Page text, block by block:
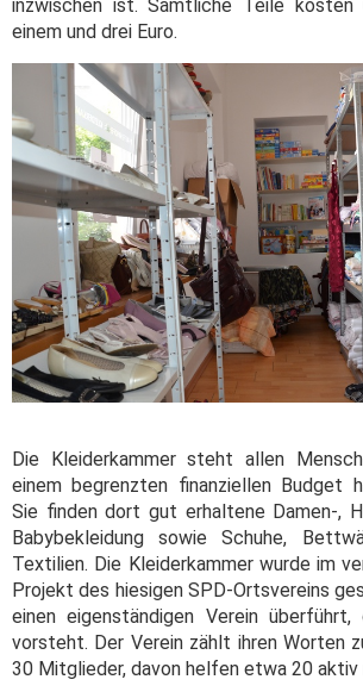
inzwischen ist. Sämtliche Teile kosten
einem und drei Euro.
Die Kleiderkammer steht allen
einem begrenzten finanziellen Budget
Sie finden dort gut erhaltene Damen-,
Babybekleidung sowie Schuhe,
Textilien. Die Kleiderkammer wurde im
Projekt des hiesigen SPD-Ortsvereins
einen eigenständigen Verein
vorsteht. Der Verein zählt ihren Worten
30 Mitglieder, davon helfen etwa 20 aktiv